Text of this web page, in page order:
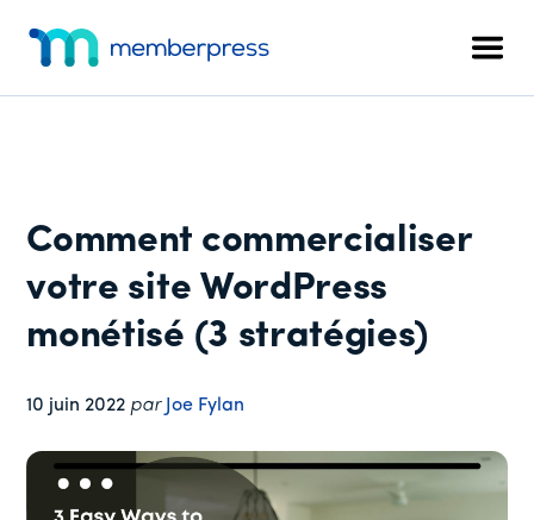
content
barre
de
supplémentaire
en-
un
Comment commercialiser
votre site WordPress
monétisé (3 stratégies)
10 juin 2022 par Joe Fylan